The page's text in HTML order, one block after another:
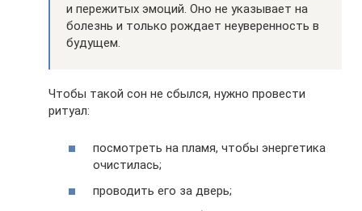
и пережитых эмоций. Оно не указывает на
болезнь и только рождает неуверенность в
будущем.
Чтобы такой сон не сбылся, нужно провести
ритуал:
посмотреть на пламя, чтобы энергетика
очистилась;
проводить его за дверь;